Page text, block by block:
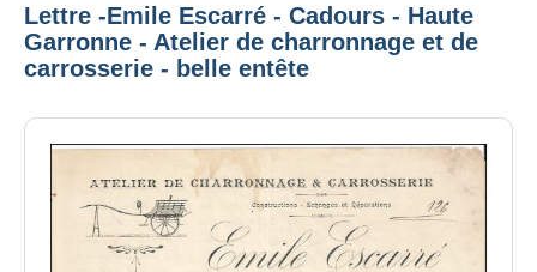
Lettre -Emile Escarré - Cadours - Haute
Garronne - Atelier de charronnage et de
carrosserie - belle entête